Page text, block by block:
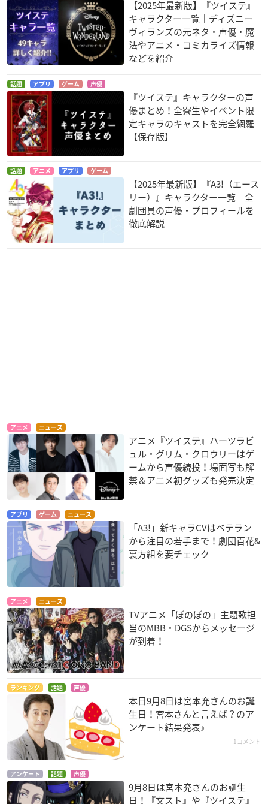
【2025年最新版】『ツイステ』
キャラクター一覧｜ディズニー
ヴィランズの元ネタ・声優・魔
法やアニメ・コミカライズ情報
などを紹介
話題 アプリ ゲーム 声優
『ツイステ』キャラクターの声
優まとめ！全寮生やイベント限
定キャラのキャストを完全網羅
【保存版】
話題 アニメ アプリ ゲーム
【2025年最新版】『A3!（エース
リー）』キャラクター一覧｜全
劇団員の声優・プロフィールを
徹底解説
アニメ ニュース
アニメ『ツイステ』ハーツラビ
ュル・グリム・クロウリーはゲ
ームから声優続投！場面写も解
禁＆アニメ初グッズも発売決定
アプリ ゲーム ニュース
「A3!」新キャラCVはベテラン
から注目の若手まで！劇団百花&
裏方組を要チェック
アニメ ニュース
TVアニメ「ぼのぼの」主題歌担
当のMBB・DGSからメッセージ
が到着！
ランキング 話題 声優
本日9月8日は宮本充さんのお誕
生日！宮本さんと言えば？のア
ンケート結果発表♪
1コメント
アンケート 話題 声優
9月8日は宮本充さんのお誕生
日！『文スト』や『ツイステ』